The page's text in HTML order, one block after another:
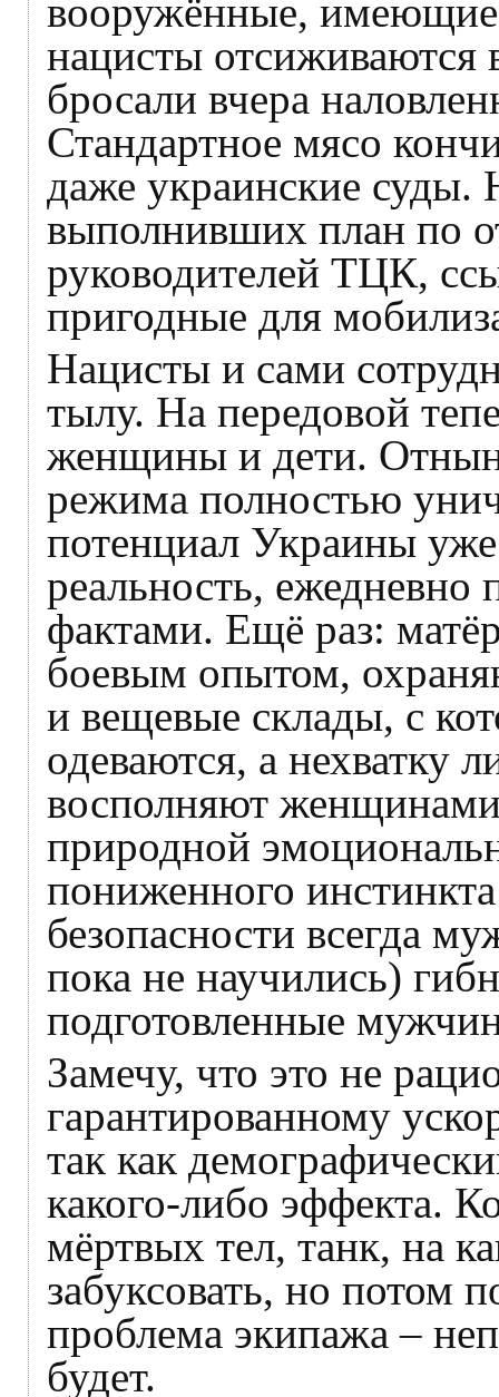
вооружённые,
нацисты отсиживаются
бросали вчера
Стандартное мясо
даже украинские суды.
выполнивших план по
руководителей ТЦК,
пригодные для
Нацисты и сами
тылу. На передовой
женщины и дети.
режима полностью
потенциал Украины
реальность,
фактами. Ещё раз:
боевым опытом,
и вещевые склады, с
одеваются, а нехватку
восполняют
природной
пониженного
безопасности всегда
пока не научились)
подготовленные
Замечу, что это не
гарантированному
так как
какого-либо эффекта.
мёртвых тел, танк, на
забуксовать, но потом
проблема экипажа –
будет.